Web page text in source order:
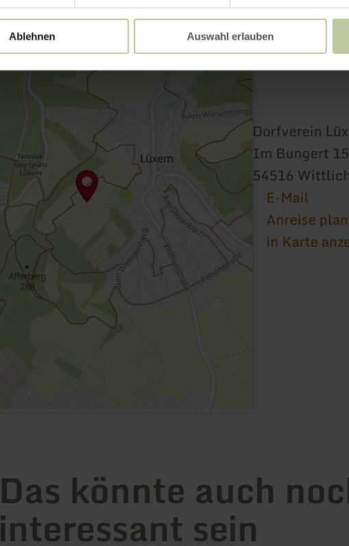
Ablehnen Auswahl erlauben
Dorfverein
Im Bungert 15
54516
E-Mail
Anreise
in Karte
Das könnte auch
interessant sein